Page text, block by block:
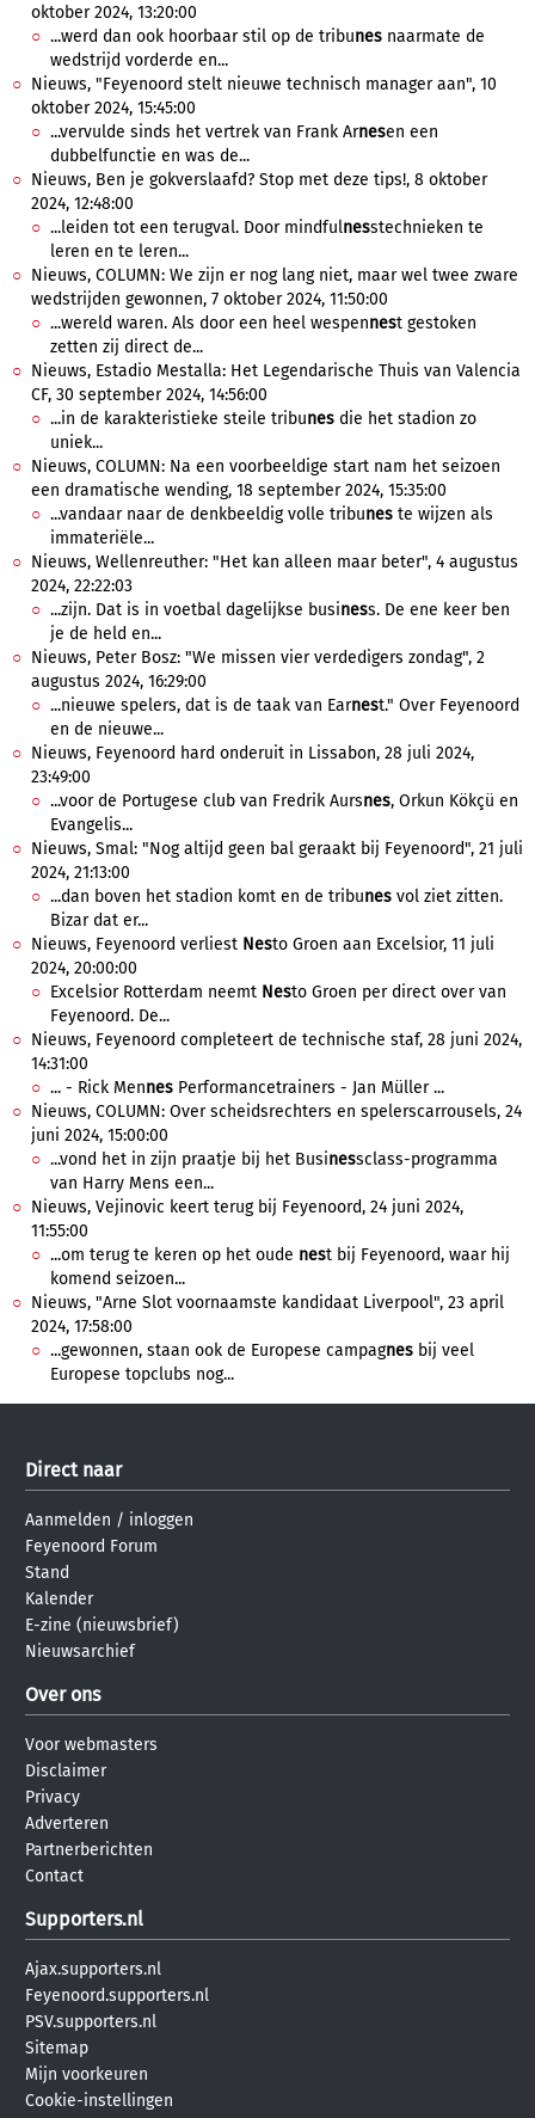
oktober 2024, 13:20:00
...werd dan ook hoorbaar stil op de tribunes naarmate de
wedstrijd vorderde en...
Nieuws, "Feyenoord stelt nieuwe technisch manager aan", 10
oktober 2024, 15:45:00
...vervulde sinds het vertrek van Frank Arnesen een
dubbelfunctie en was de...
Nieuws, Ben je gokverslaafd? Stop met deze tips!, 8 oktober
2024, 12:48:00
...leiden tot een terugval. Door mindfulnesstechnieken te
leren en te leren...
Nieuws, COLUMN: We zijn er nog lang niet, maar wel twee zware
wedstrijden gewonnen, 7 oktober 2024, 11:50:00
...wereld waren. Als door een heel wespennest gestoken
zetten zij direct de...
Nieuws, Estadio Mestalla: Het Legendarische Thuis van Valencia
CF, 30 september 2024, 14:56:00
...in de karakteristieke steile tribunes die het stadion zo
uniek...
Nieuws, COLUMN: Na een voorbeeldige start nam het seizoen
een dramatische wending, 18 september 2024, 15:35:00
...vandaar naar de denkbeeldig volle tribunes te wijzen als
immateriële...
Nieuws, Wellenreuther: "Het kan alleen maar beter", 4 augustus
2024, 22:22:03
...zijn. Dat is in voetbal dagelijkse business. De ene keer ben
je de held en...
Nieuws, Peter Bosz: "We missen vier verdedigers zondag", 2
augustus 2024, 16:29:00
...nieuwe spelers, dat is de taak van Earnest." Over Feyenoord
en de nieuwe...
Nieuws, Feyenoord hard onderuit in Lissabon, 28 juli 2024,
23:49:00
...voor de Portugese club van Fredrik Aursnes, Orkun Kökçü en
Evangelis...
Nieuws, Smal: "Nog altijd geen bal geraakt bij Feyenoord", 21 juli
2024, 21:13:00
...dan boven het stadion komt en de tribunes vol ziet zitten.
Bizar dat er...
Nieuws, Feyenoord verliest Nesto Groen aan Excelsior, 11 juli
2024, 20:00:00
Excelsior Rotterdam neemt Nesto Groen per direct over van
Feyenoord. De...
Nieuws, Feyenoord completeert de technische staf, 28 juni 2024,
14:31:00
... - Rick Mennes Performancetrainers - Jan Müller ...
Nieuws, COLUMN: Over scheidsrechters en spelerscarrousels, 24
juni 2024, 15:00:00
...vond het in zijn praatje bij het Businessclass-programma
van Harry Mens een...
Nieuws, Vejinovic keert terug bij Feyenoord, 24 juni 2024,
11:55:00
...om terug te keren op het oude nest bij Feyenoord, waar hij
komend seizoen...
Nieuws, "Arne Slot voornaamste kandidaat Liverpool", 23 april
2024, 17:58:00
...gewonnen, staan ook de Europese campagnes bij veel
Europese topclubs nog...
Direct naar
Aanmelden / inloggen
Feyenoord Forum
Stand
Kalender
E-zine (nieuwsbrief)
Nieuwsarchief
Over ons
Voor webmasters
Disclaimer
Privacy
Adverteren
Partnerberichten
Contact
Supporters.nl
Ajax.supporters.nl
Feyenoord.supporters.nl
PSV.supporters.nl
Sitemap
Mijn voorkeuren
Cookie-instellingen